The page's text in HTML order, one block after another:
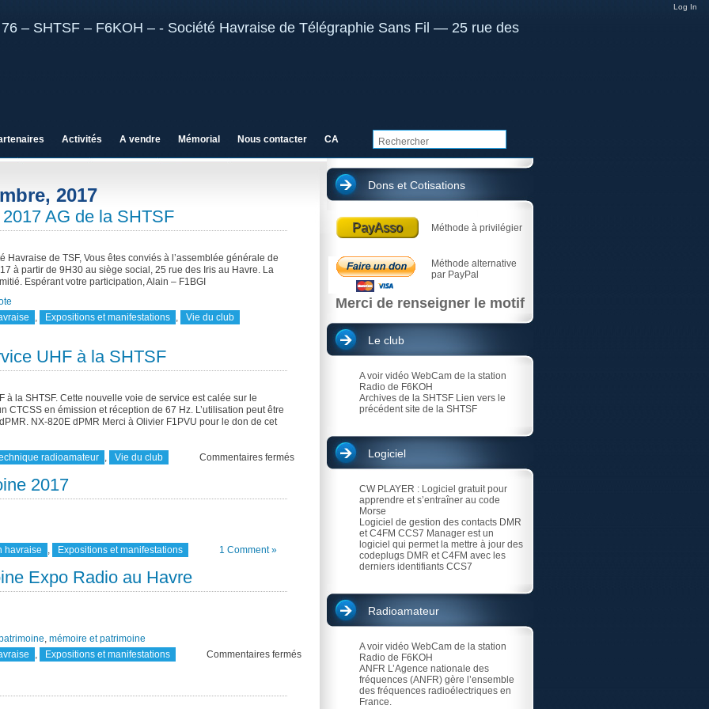
2017
AG de la SHTSF
Havraise de TSF, Vous êtes conviés à l’assemblée générale de
à partir de 9H30 au siège social, 25 rue des Iris au Havre. La
Espérant votre participation, Alain – F1BGI
, Expositions et manifestations ,
Vie du club
UHF à la SHTSF
à la SHTSF. Cette nouvelle voie de service est calée sur le
CTCSS en émission et réception de 67 Hz. L’utilisation peut être
NX-820E dPMR Merci à Olivier F1PVU pour le don de cet
radioamateur , Vie du club Commentaires fermés
Nouvelle
2017
havraise , Expositions et manifestations 1 Comment »
Expo Radio au Havre
, mémoire et patrimoine
, Expositions et manifestations Commentaires fermés
Dons et Cotisations
PayAsso Méthode à privilégier
Méthode alternative
par PayPal
Merci de renseigner le motif
Le club
A voir vidéo WebCam de la station
Radio de F6KOH
Archives de la SHTSF Lien vers le
précédent site de la SHTSF
Logiciel
CW PLAYER : Logiciel gratuit pour
apprendre et s’entraîner au code
Morse
Logiciel de gestion des contacts DMR
et C4FM CCS7 Manager est un
logiciel qui permet la mettre à jour des
codeplugs DMR et C4FM avec les
derniers identifiants CCS7
Radioamateur
A voir vidéo WebCam de la station
Radio de F6KOH
ANFR L’Agence nationale des
fréquences (ANFR) gère l’ensemble
des fréquences radioélectriques en
France.
Activités A vendre Mémorial Nous contacter CA
Log In